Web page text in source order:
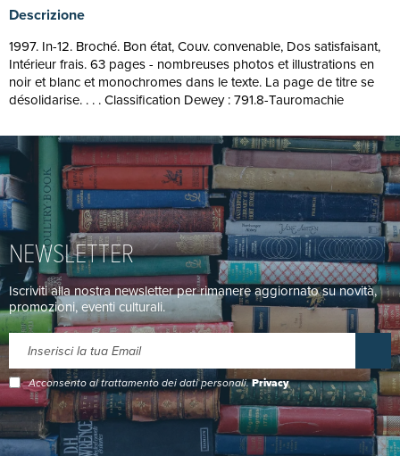
Descrizione
1997. In-12. Broché. Bon état, Couv. convenable, Dos satisfaisant,
Intérieur frais. 63 pages - nombreuses photos et illustrations en
noir et blanc et monochromes dans le texte. La page de titre se
désolidarise. . . . Classification Dewey : 791.8-Tauromachie
NEWSLETTER
Iscriviti alla nostra newsletter per rimanere aggiornato su novità,
promozioni, eventi culturali.
Acconsento al trattamento dei dati personali.Privacy